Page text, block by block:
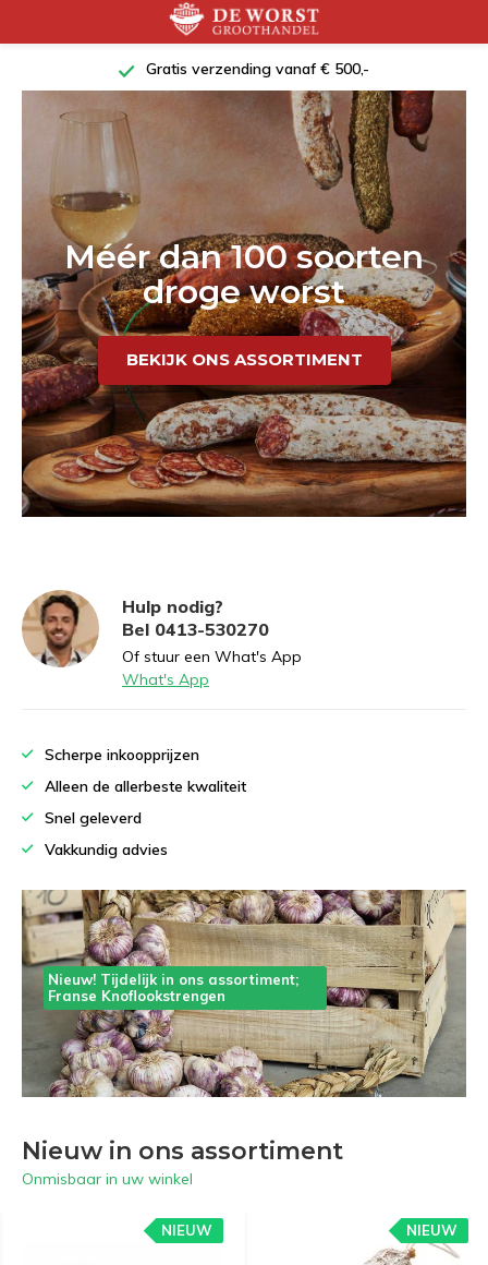
Gratis verzending vanaf € 500,-
Méér dan 100 soorten
droge worst
BEKIJK ONS ASSORTIMENT
Hulp nodig?
Bel 0413-530270
Of stuur een What's App
What's App
Scherpe inkoopprijzen
Alleen de allerbeste kwaliteit
Snel geleverd
Vakkundig advies
Nieuw! Tijdelijk in ons assortiment;
Franse Knoflookstrengen
Nieuw in ons assortiment
Onmisbaar in uw winkel
NIEUW NIEUW